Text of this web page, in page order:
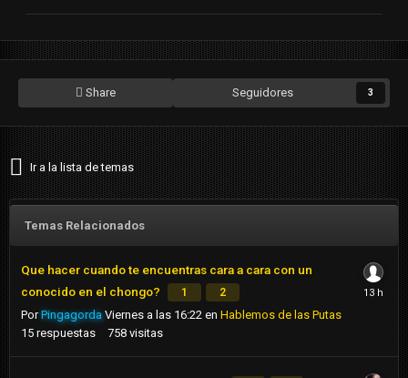
Share Seguidores 3
Ir a la lista de temas
Temas Relacionados
Que hacer cuando te encuentras cara a cara con un
conocido en el chongo?
1 2
PorPingagorda Viernes a las 16:22 en Hablemos de las Putas
15 respuestas 758 visitas